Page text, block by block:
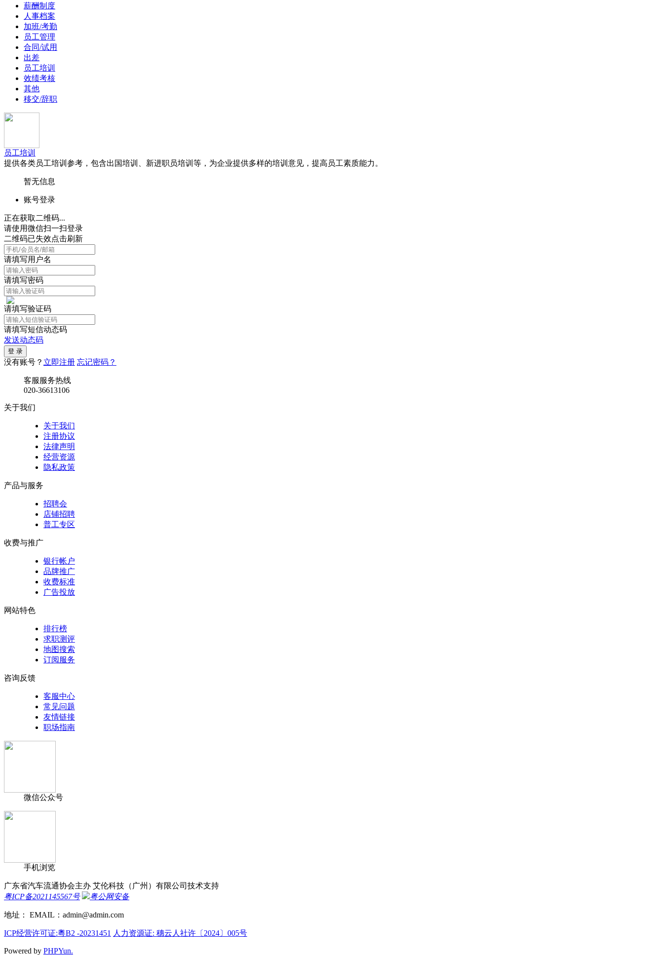
薪酬制度
人事档案
加班/考勤
员工管理
合同/试用
出差
员工培训
效绩考核
其他
移交/辞职
员工培训
提供各类员工培训参考，包含出国培训、新进职员培训等，为企业提供多样的培训意见，提高员工素质能力。
暂无信息
账号登录
正在获取二维码...
请使用微信扫一扫登录
二维码已失效点击刷新
请填写用户名
请填写密码
请填写验证码
请填写短信动态码
发送动态码
没有账号？ 立即注册 忘记密码？
客服服务热线
020-36613106
关于我们
关于我们
注册协议
法律声明
经营资源
隐私政策
产品与服务
招聘会
店铺招聘
普工专区
收费与推广
银行帐户
品牌推广
收费标准
广告投放
网站特色
排行榜
求职测评
地图搜索
订阅服务
咨询反馈
客服中心
常见问题
友情链接
职场指南
微信公众号
手机浏览
广东省汽车流通协会主办 艾伦科技（广州）有限公司技术支持
粤ICP备2021145567号
粤公网安备
地址： EMAIL：admin@admin.com
ICP经营许可证:粵B2 -20231451 人力资源证: 穗云人社许〔2024〕005号
Powered by PHPYun.